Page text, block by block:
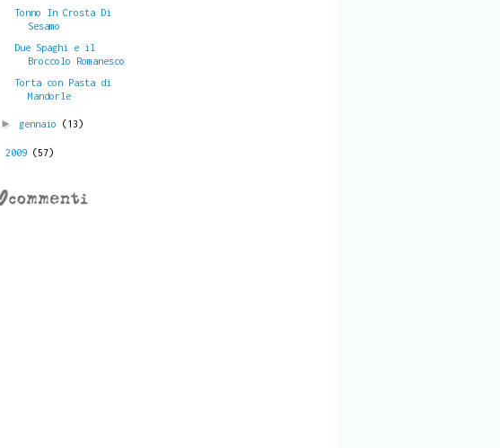
Tonno In Crosta Di
Sesamo
Due Spaghi e il
Broccolo Romanesco
Torta con Pasta di
Mandorle
► gennaio (13)
2009 (57)